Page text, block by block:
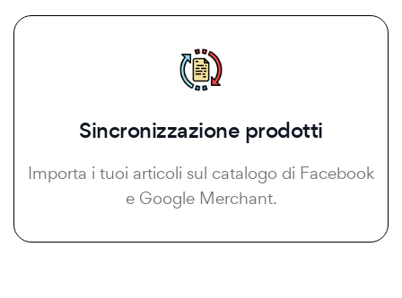
Sincronizzazione prodotti
Importa i tuoi articoli sul catalogo di Facebook
e Google Merchant.